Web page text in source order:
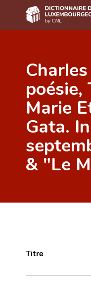
Auteur(e)s A-Z
Recherche
Foire aux
CNL
Équipe
Contact
poésie,
Marie
Gata.
& "Le
Titre